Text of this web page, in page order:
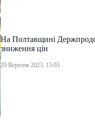
На Полтавщині
зниження цін
29 Вересня 2023, 15:05